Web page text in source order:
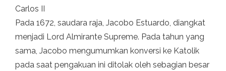
Carlos II
Pada 1672, saudara raja, Jacobo Estuardo, diangkat
menjadi Lord Almirante Supreme. Pada tahun yang
sama, Jacobo mengumumkan konversi ke Katolik
pada saat pengakuan ini ditolak oleh sebagian besar